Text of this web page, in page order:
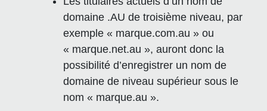
domaine .AU de troisième niveau, par
exemple « marque.com.au » ou
« marque.net.au », auront donc la
possibilité d’enregistrer un nom de
domaine de niveau supérieur sous le
nom « marque.au ».